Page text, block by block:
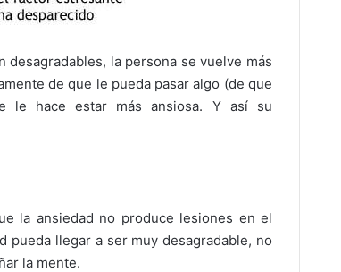
la persona se vuelve más
de que le pueda pasar algo (de que
le hace estar más ansiosa. Y así su
la ansiedad no produce lesiones en el
pueda llegar a ser muy desagradable, no
la mente.